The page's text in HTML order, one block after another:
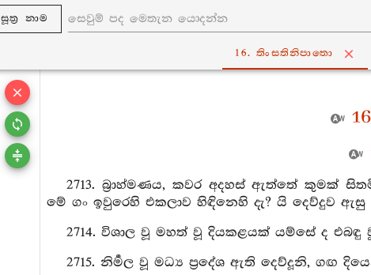
සූත්‍ර නාම
16. තිංසතිනිපාතො
2713. බ්‍රාහ්මණය, කවර අදහස් ඇත්තේ
මේ ගං ඉවුරෙහි එකලාව හිඳිනෙහි දැ? යි දෙව්දුව ඇසු
2714. විශාල වූ මහත් වූ දියකළයක් යම්සේ ද
2715. නිර්‍මල වූ මධ්‍ය ප්‍රදේශ ඇති දෙව්දූනි, ගඟ